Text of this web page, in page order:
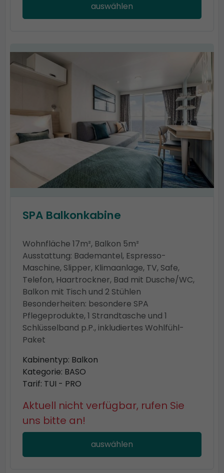
auswählen
SPA Balkonkabine
Wohnfläche 17m², Balkon 5m²
Ausstattung: Bademantel, Espresso-
Maschine, Slipper, Klimaanlage, TV, Safe,
Telefon, Haartrockner, Bad mit Dusche/WC,
Balkon mit Tisch und 2 Stühlen
Besonderheiten: besondere SPA
Pflegeprodukte, 1 Strandtasche und 1
Schlüsselband p.P., inkludiertes Wohlfühl-
Paket
Kabinentyp: Balkon
Kategorie: BASO
Tarif: TUI - PRO
Aktuell nicht verfügbar, rufen Sie
uns bitte an!
auswählen